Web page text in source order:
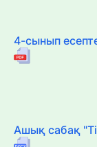
4-сынып
Ашық сабақ